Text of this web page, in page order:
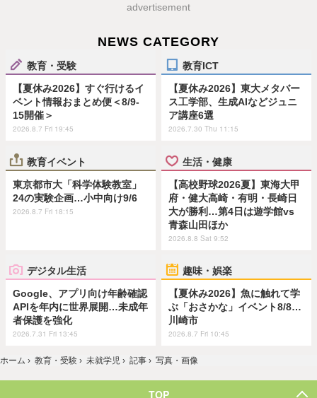
advertisement
NEWS CATEGORY
教育・受験
【夏休み2026】すぐ行けるイ
ベント情報おまとめ便＜8/9-
15開催＞
2026.8.7 Fri 19:45
教育ICT
【夏休み2026】東大メタバー
ス工学部、生成AIなどジュニ
ア講座6選
2026.7.30 Thu 11:15
教育イベント
東京都市大「科学体験教室」
24の実験企画…小中向け9/6
2026.8.7 Fri 18:15
生活・健康
【高校野球2026夏】東海大甲
府・健大高崎・有明・長崎日
大が勝利…第4日は遊学館vs
青森山田ほか
2026.8.8 Sat 9:52
デジタル生活
Google、アプリ向け年齢確認
APIを年内に世界展開…未成年
者保護を強化
2026.7.31 Fri 13:45
趣味・娯楽
【夏休み2026】魚に触れて学
ぶ「おさかな」イベント8/8…
川崎市
2026.8.7 Fri 10:45
ホーム › 教育・受験 › 未就学児 › 記事 › 写真・画像
TOP